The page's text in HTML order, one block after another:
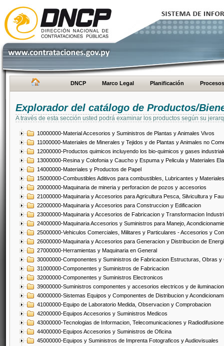
DNCP Marco Legal Planificación Procesos
Explorador del catálogo de Productos/
A través de esta sección usted podrá examinar los productos según su
10000000-Material Accesorios y Suministros de Plantas y Animales Vivos
11000000-Materiales de Minerales y Tejidos y de Plantas y Animales no
12000000-Productos quimicos incluyendo los bio-quimicos y gases
13000000-Resina y Colofonia y Caucho y Espuma y Pelicula y Materiales
14000000-Materiales y Productos de Papel
15000000-Combustibles Aditivos para combustibles, Lubricantes y
20000000-Maquinaria de mineria y perforacion de pozos y accesorios
21000000-Maquinaria y Accesorios para Agricultura Pesca, Silvicultura y
22000000-Maquinaria y Accesorios para Construccion y Edificacion
23000000-Maquinaria y Accesorios de Fabricacion y Transformacion
24000000-Maquinaria Accesorios y Suministros para Manejo,
25000000-Vehiculos Comerciales, Militares y Particulares - Accesorios y
26000000-Maquinaria y Accesorios para Generacion y Distribucion de
27000000-Herramientas y Maquinaria en General
30000000-Componentes y Suministros de Fabricacion Estructuras, Obras
31000000-Componentes y Suministros de Fabricacion
32000000-Componentes y Suministros Electronicos
39000000-Suministros componentes y accesorios electricos y de iluminacion
40000000-Sistemas Equipos y Componentes de Distribucion y
41000000-Equipo de Laboratorio Medida, Observacion y Comprobacion
42000000-Equipos Accesorios y Suministros Medicos
43000000-Tecnologias de Informacion, Telecomunicaciones y
44000000-Equipos Accesorios y Suministros de Oficina
45000000-Equipos y Suministros de Imprenta Fotograficos y Audiovisuales